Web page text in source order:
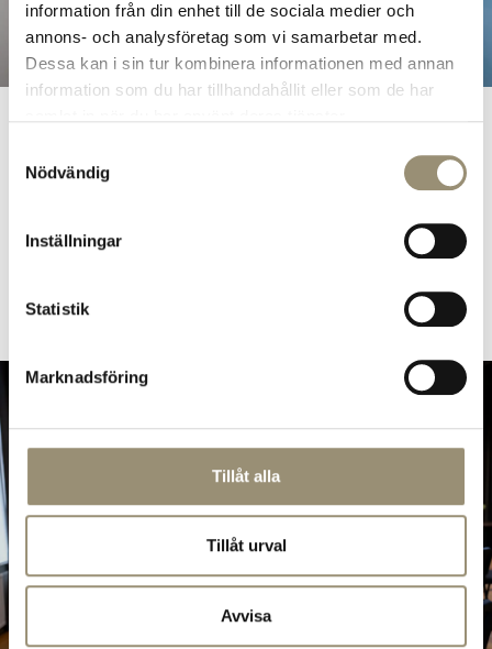
information från din enhet till de sociala medier och
annons- och analysföretag som vi samarbetar med.
Dessa kan i sin tur kombinera informationen med annan
information som du har tillhandahållit eller som de har
Nödvändig
Inställningar
Statistik
Marknadsföring
Tillåt alla
Tillåt urval
Avvisa
Om du vill anordna en större konferens med fler
Space. Där finns också en restaurang – alltid